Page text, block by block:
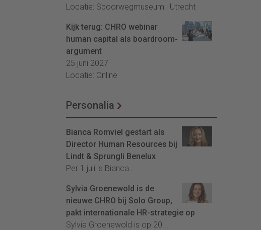
Locatie: Spoorwegmuseum | Utrecht
Kijk terug: CHRO webinar
human capital als boardroom-
argument
25 juni 2027
Locatie: Online
Personalia
Bianca Romviel gestart als
Director Human Resources bij
Lindt & Sprungli Benelux
Per 1 juli is Bianca...
Sylvia Groenewold is de
nieuwe CHRO bij Solo Group,
pakt internationale HR-strategie op
Sylvia Groenewold is op 20...